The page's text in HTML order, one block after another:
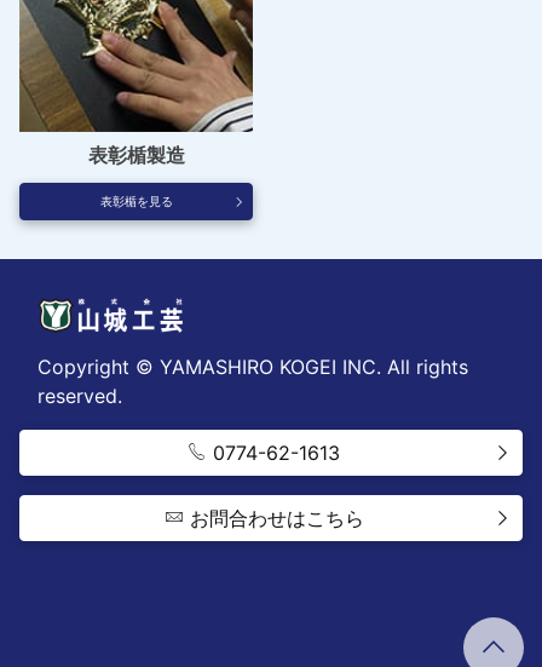
表彰楯製造
表彰楯を見る
Copyright © YAMASHIRO KOGEI INC. All rights
reserved.
0774-62-1613
お問合わせはこちら